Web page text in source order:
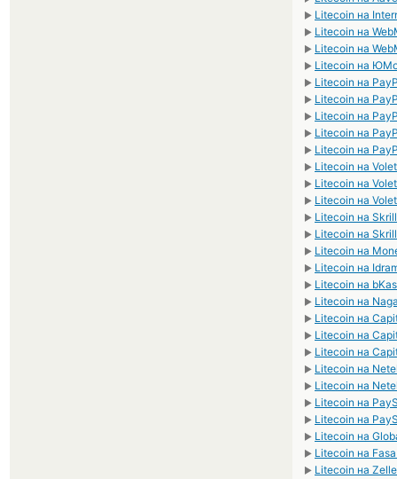
► Litecoin на
► Litecoin на
► Litecoin на
► Litecoin на
► Litecoin на
► Litecoin на
► Litecoin на
► Litecoin на
► Litecoin на
► Litecoin на
► Litecoin на
► Litecoin на
► Litecoin на
► Litecoin на
► Litecoin на
► Litecoin на
► Litecoin на
► Litecoin на
► Litecoin на
► Litecoin на
► Litecoin на
► Litecoin на
► Litecoin на
► Litecoin на
► Litecoin на
► Litecoin на
► Litecoin на
► Litecoin на